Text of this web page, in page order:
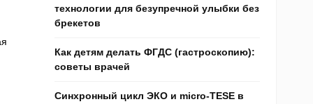
технологии для безупречной улыбки без
брекетов
Как детям делать ФГДС (гастроскопию):
советы врачей
Синхронный цикл ЭКО и micro-TESE в